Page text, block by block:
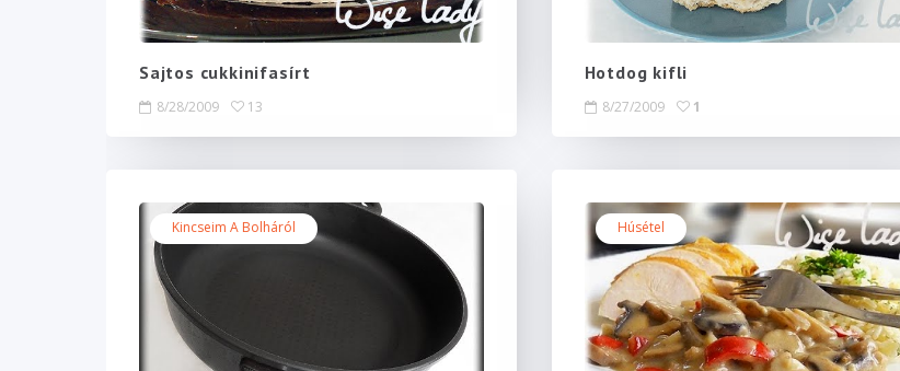
Sajtos cukkinifasírt
8/28/2009 13
Hotdog kifli
8/27/2009 1
Kincseim A Bolháról Húsétel